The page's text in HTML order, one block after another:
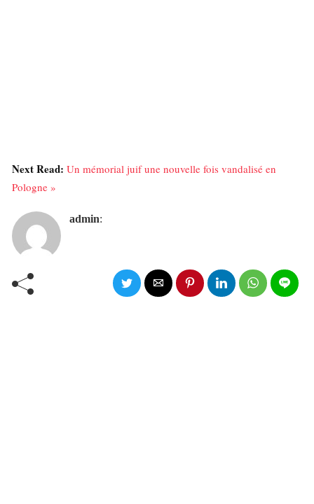
Next Read: Un mémorial juif une nouvelle fois vandalisé en
Pologne »
admin: